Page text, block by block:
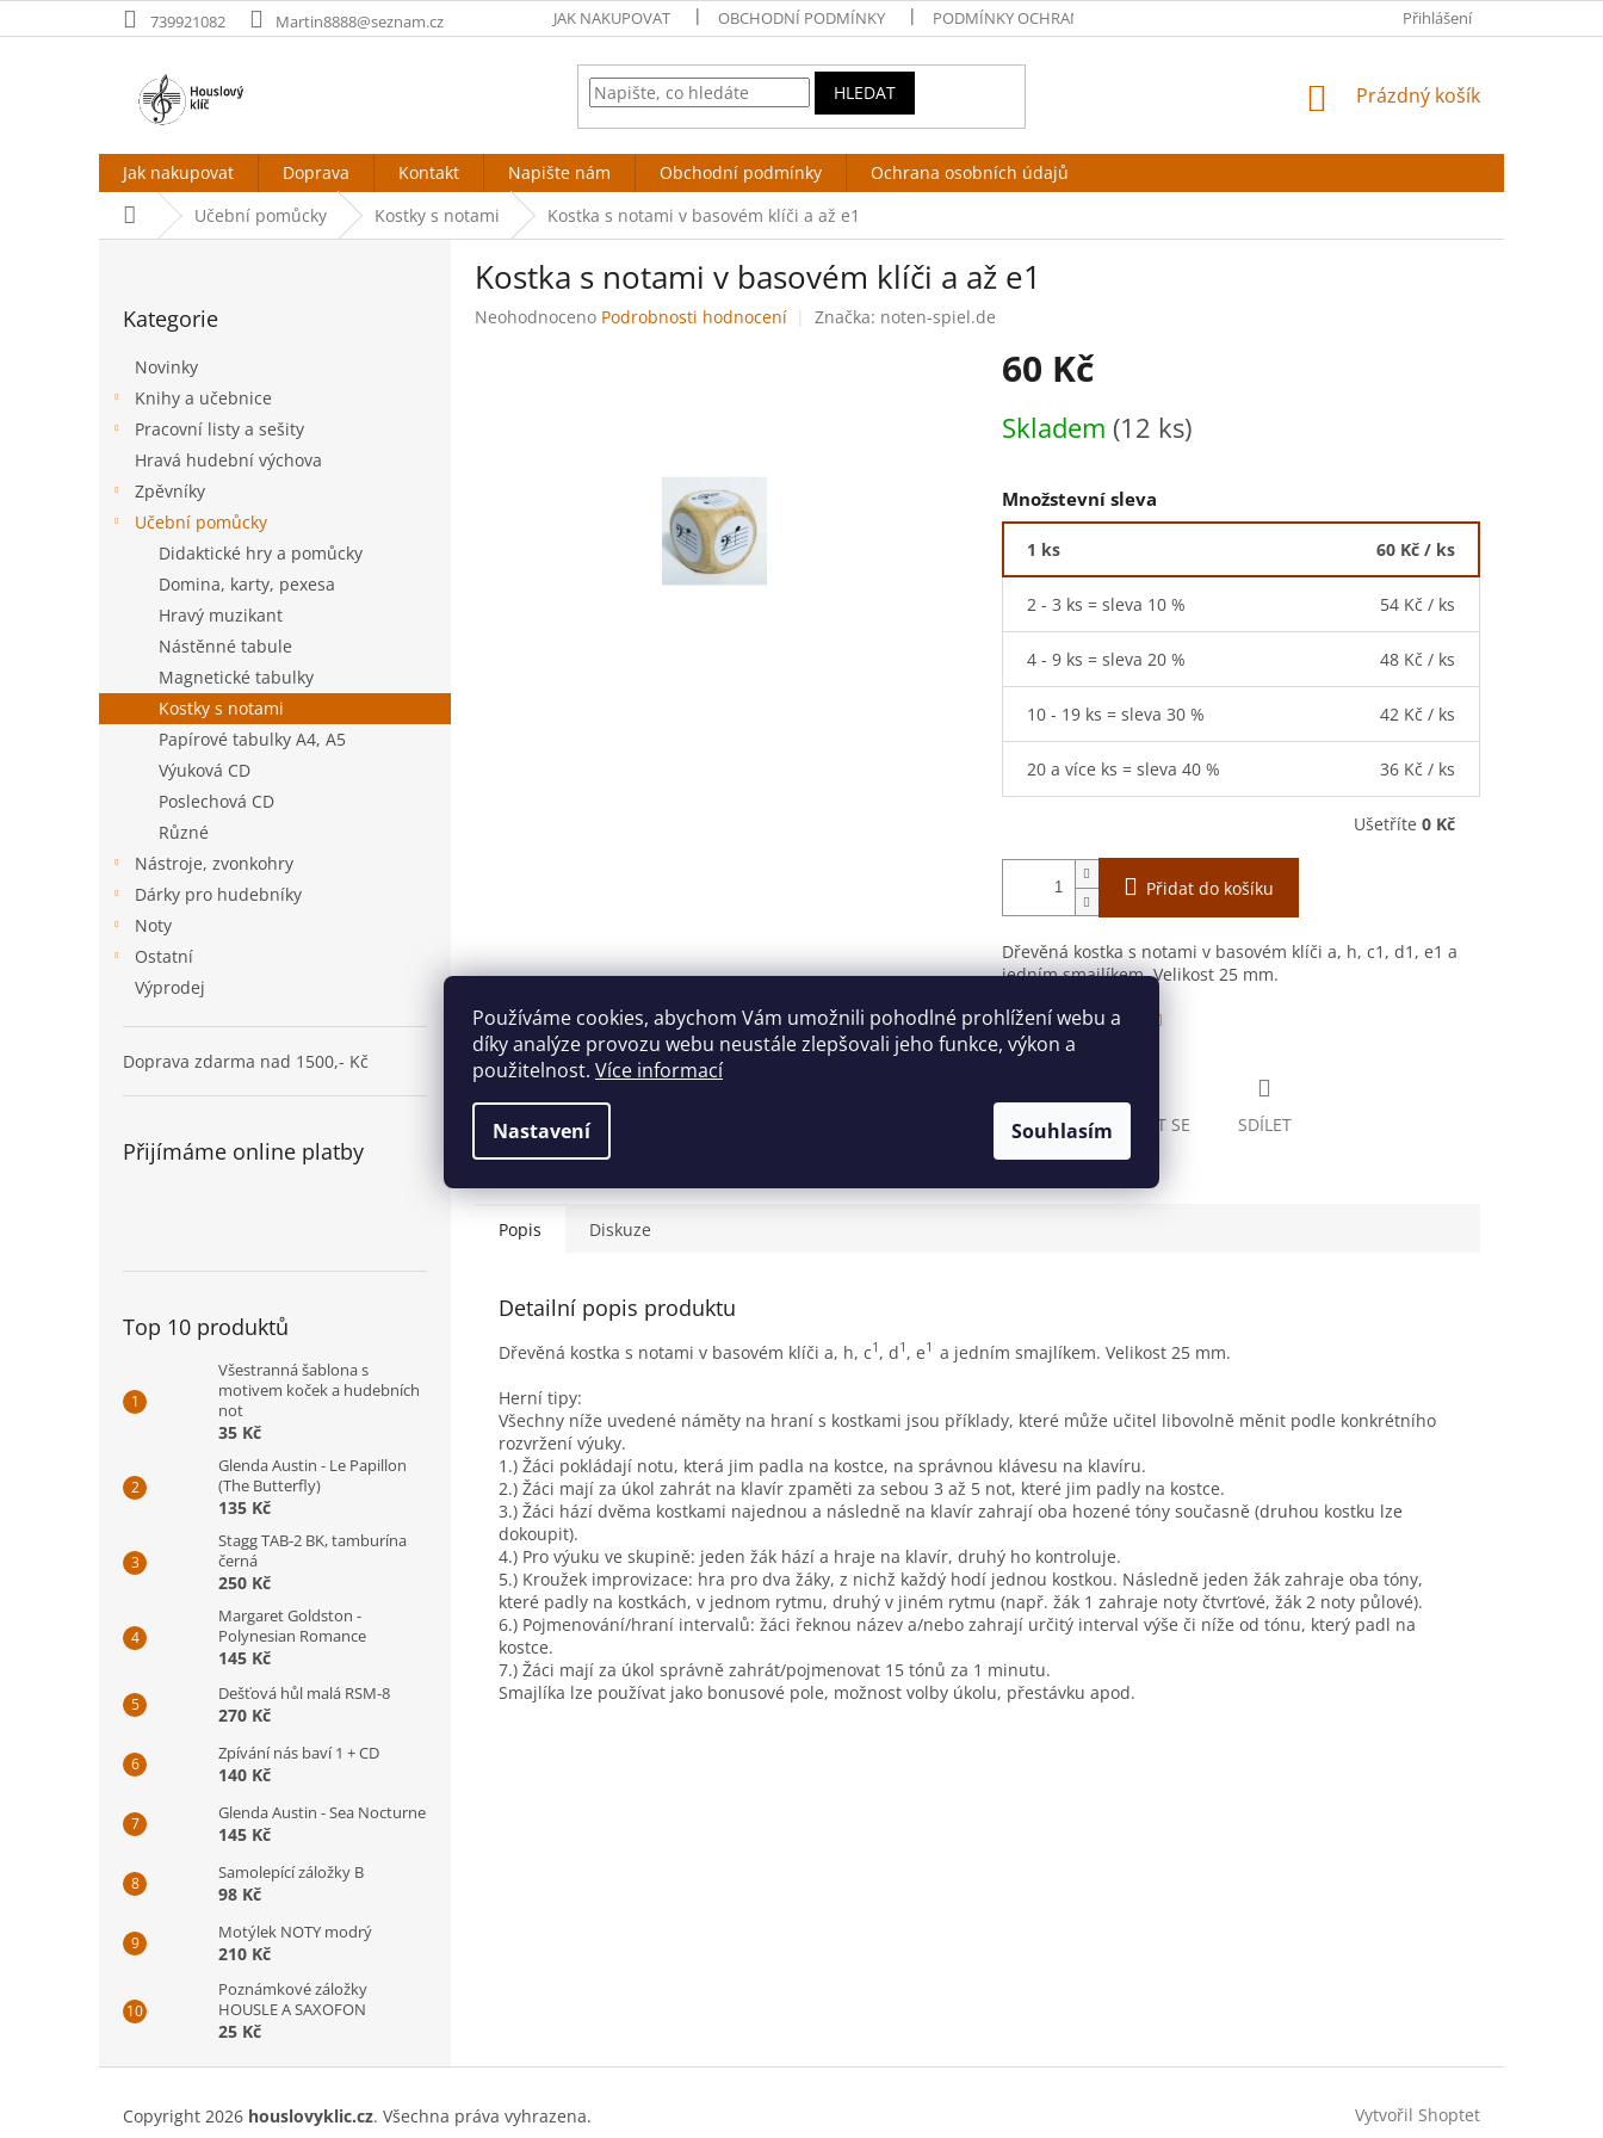
Používáme cookies, abychom Vám umožnili pohodlné prohlížení webu a
díky analýze provozu webu neustále zlepšovali jeho funkce, výkon a
použitelnost. Více informací
Nastavení Souhlasím
na
739921082 Martin8888@seznam.cz JAK NAKUPOVAT OBCHODNÍ PODMÍNKY PODMÍNKY OCHRANY OSOBNÍCH ÚDAJŮ Přihlášení
HLEDAT
NÁKUPNÍ
Prázdný košík
Jak nakupovat Doprava Kontakt Napište nám Obchodní podmínky
Ochrana osobních údajů
Domů Učební pomůcky Kostky s notami Kostka s notami v basovém klíči a až e1
kategorie
Kategorie
Novinky
Knihy a učebnice
Pracovní listy a sešity
Hravá hudební výchova
Zpěvníky
Učební pomůcky
Didaktické hry a pomůcky
Domina, karty, pexesa
Hravý muzikant
Nástěnné tabule
Magnetické tabulky
Kostky s notami
Papírové tabulky A4, A5
Výuková CD
Poslechová CD
Různé
Nástroje, zvonkohry
Dárky pro hudebníky
Noty
Ostatní
Výprodej
Doprava zdarma nad 1500,- Kč
Přijímáme online platby
Top 10 produktů
Všestranná šablona s
motivem koček a hudebních
not
35 Kč
Glenda Austin - Le Papillon
(The Butterfly)
135 Kč
Stagg TAB-2 BK, tamburína
černá
250 Kč
Margaret Goldston -
Polynesian Romance
145 Kč
Dešťová hůl malá RSM-8
270 Kč
Zpívání nás baví 1 + CD
140 Kč
Glenda Austin - Sea Nocturne
145 Kč
Samolepící záložky B
98 Kč
Motýlek NOTY modrý
210 Kč
Poznámkové záložky
HOUSLE A SAXOFON
25 Kč
Kostka s notami v basovém klíči a až e1
Průměrné
Neohodnoceno Podrobnosti hodnocení Značka: noten-spiel.de
60 Kč
cena:
Skladem (12 ks)
Množstevní sleva
1 ks 60 Kč / ks
2 - 3 ks = sleva 10 % 54 Kč / ks
4 - 9 ks = sleva 20 % 48 Kč / ks
10 - 19 ks = sleva 30 % 42 Kč / ks
20 a více ks = sleva 40 % 36 Kč / ks
Ušetříte 0 Kč
Přidat do košíku
Dřevěná kostka s notami v basovém klíči a, h, c1, d1, e1 a
jedním smajlíkem. Velikost 25 mm.
Detailní informace
TISK ZEPTAT SE SDÍLET
Popis Diskuze
Detailní popis produktu
Dřevěná kostka s notami v basovém klíči a, h, c1 , d1 , e1 a jedním smajlíkem. Velikost 25 mm.
Herní tipy:
Všechny níže uvedené náměty na hraní s kostkami jsou příklady, které může učitel libovolně měnit podle konkrétního
rozvržení výuky.
1.) Žáci pokládají notu, která jim padla na kostce, na správnou klávesu na klavíru.
2.) Žáci mají za úkol zahrát na klavír zpaměti za sebou 3 až 5 not, které jim padly na kostce.
3.) Žáci hází dvěma kostkami najednou a následně na klavír zahrají oba hozené tóny současně (druhou kostku lze
dokoupit).
4.) Pro výuku ve skupině: jeden žák hází a hraje na klavír, druhý ho kontroluje.
5.) Kroužek improvizace: hra pro dva žáky, z nichž každý hodí jednou kostkou. Následně jeden žák zahraje oba tóny,
které padly na kostkách, v jednom rytmu, druhý v jiném rytmu (např. žák 1 zahraje noty čtvrťové, žák 2 noty půlové).
6.) Pojmenování/hraní intervalů: žáci řeknou název a/nebo zahrají určitý interval výše či níže od tónu, který padl na
kostce.
7.) Žáci mají za úkol správně zahrát/pojmenovat 15 tónů za 1 minutu.
Smajlíka lze používat jako bonusové pole, možnost volby úkolu, přestávku apod.
Vytvořil Shoptet
Copyright 2026 houslovyklic.cz. Všechna práva vyhrazena.